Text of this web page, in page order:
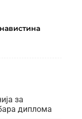
за
диплома